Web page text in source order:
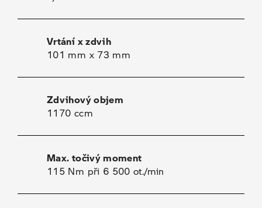
Vrtání x zdvih
101 mm x 73 mm
Zdvihový objem
1170 ccm
Max. točivý moment
115 Nm při 6 500 ot./min